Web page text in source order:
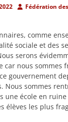
AuthorFédération
comme
sociale et des
serons
car nous sommes
gouvernement
Nous sommes
une école en
élèves les plus